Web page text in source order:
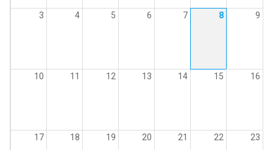
3 4 5 6 7 8 9
10 11 12 13 14 15 16
17 18 19 20 21 22 23